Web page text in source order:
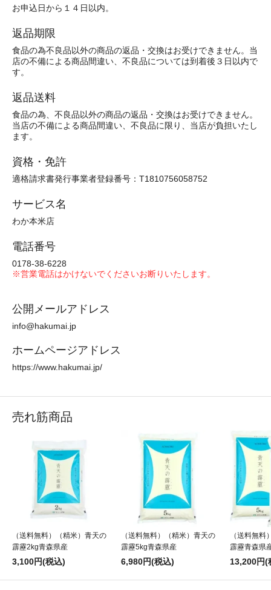
お申込日から１４日以内。
返品期限
食品の為不良品以外の商品の返品・交換はお受けできません。当
店の不備による商品間違い、不良品については到着後３日以内で
す。
返品送料
食品の為、不良品以外の商品の返品・交換はお受けできません。
当店の不備による商品間違い、不良品に限り、当店が負担いたし
ます。
資格・免許
適格請求書発行事業者登録番号：T1810756058752
サービス名
わか本米店
電話番号
0178-38-6228
※営業電話はかけないでくださいお断りいたします。
公開メールアドレス
info@hakumai.jp
ホームページアドレス
https://www.hakumai.jp/
売れ筋商品
（送料無料）（精米）青天の
霹靂2kg青森県産
3,100円(税込)
（送料無料）（精米）青天の
霹靂5kg青森県産
6,980円(税込)
（送料無料
霹靂青森県
13,200円(